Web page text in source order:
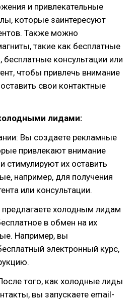
и привлекательные
которые заинтересуют
Также можно
такие как бесплатные
консультации или
чтобы привлечь внимание
свои контактные
лидами:
Вы создаете рекламные
привлекают внимание
стимулируют их оставить
например, для получения
или консультации.
холодным лидам
в обмен на их
Например, вы
электронный курс,
того, как холодные лиды
вы запускаете email-